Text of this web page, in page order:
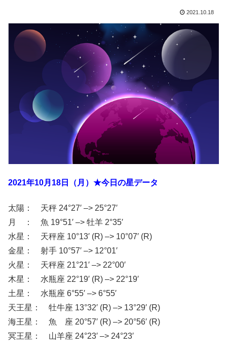
2021.10.18
2021年10月18日（月）★今日の星データ
太陽： 天秤 24°27′ –> 25°27′
月 ： 魚 19°51′ –> 牡羊 2°35′
水星： 天秤座 10°13′ (R) –> 10°07′ (R)
金星： 射手 10°57′ –> 12°01′
火星： 天秤座 21°21′ –> 22°00′
木星： 水瓶座 22°19′ (R) –> 22°19′
土星： 水瓶座 6°55′ –> 6°55′
天王星： 牡牛座 13°32′ (R) –> 13°29′ (R)
海王星： 魚 座 20°57′ (R) –> 20°56′ (R)
冥王星： 山羊座 24°23′ –> 24°23′